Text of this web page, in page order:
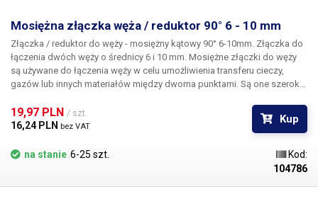
Mosiężna złączka węża / reduktor 90° 6 - 10 mm
Złączka / reduktor do węży - mosiężny kątowy 90° 6-10mm. Złączka do
łączenia dwóch węży o średnicy 6 i 10 mm. Mosiężne złączki do węży
są używane do łączenia węży w celu umożliwienia transferu cieczy,
gazów lub innych materiałów między dwoma punktami. Są one szeroko
budownictwo, rolnictwo i hydraulika. Głównymi zaletami złączy
mosiężnych są ich odporność na korozję, wysoka wytrzymałość i długa
wymagana jest niezawodność i odporność na zużycie. Złączki
Opakowanie:
19,97 PLN / szt.
16,24 PLN bez VAT
Kup
na stanie 6-25 szt.
Kod:
104786